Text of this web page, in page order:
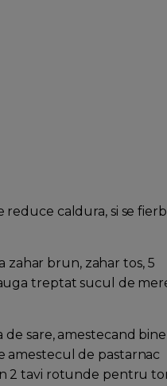
reduce caldura, si se
zahar brun, zahar tos, 5
treptat sucul de
de sare, amestecand
amestecul de pastarnac
2 tavi rotunde pentru